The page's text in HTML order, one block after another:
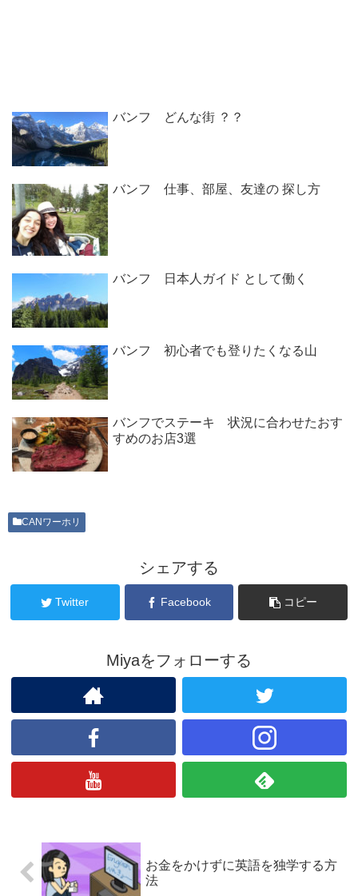
バンフ どんな街 ？？
バンフ 仕事、部屋、友達の 探し方
バンフ 日本人ガイド として働く
バンフ 初心者でも登りたくなる山
バンフでステーキ 状況に合わせたおす
すめのお店3選
CANワーホリ
シェアする
Twitter Facebook コピー
Miyaをフォローする
お金をかけずに英語を独学する方
法